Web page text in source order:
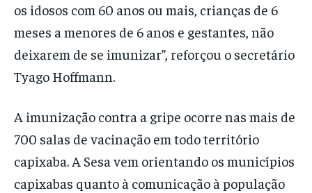
os idosos com 60 anos ou mais, crianças de 6
meses a menores de 6 anos e gestantes, não
deixarem de se imunizar”, reforçou o secretário
Tyago Hoffmann.
A imunização contra a gripe ocorre nas mais de
700 salas de vacinação em todo território
capixaba. A Sesa vem orientando os municípios
capixabas quanto à comunicação à população